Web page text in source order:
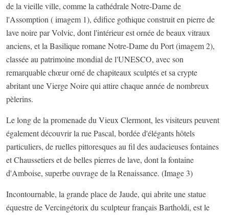
de la vieille ville, comme la cathédrale Notre-Dame de
l'Assomption ( imagem 1), édifice gothique construit en pierre de
lave noire par Volvic, dont l'intérieur est ornée de beaux vitraux
anciens, et la Basilique romane Notre-Dame du Port (imagem 2),
classée au patrimoine mondial de l'UNESCO, avec son
remarquable chœur orné de chapiteaux sculptés et sa crypte
abritant une Vierge Noire qui attire chaque année de nombreux
pèlerins.
Le long de la promenade du Vieux Clermont, les visiteurs peuvent
également découvrir la rue Pascal, bordée d'élégants hôtels
particuliers, de ruelles pittoresques au fil des audacieuses fontaines
et Chaussetiers et de belles pierres de lave, dont la fontaine
d'Amboise, superbe ouvrage de la Renaissance. (Image 3)
Incontournable, la grande place de Jaude, qui abrite une statue
équestre de Vercingétorix du sculpteur français Bartholdi, est le